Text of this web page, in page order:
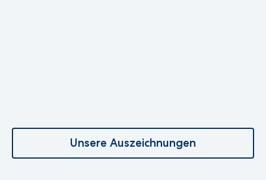
Unsere Auszeichnungen